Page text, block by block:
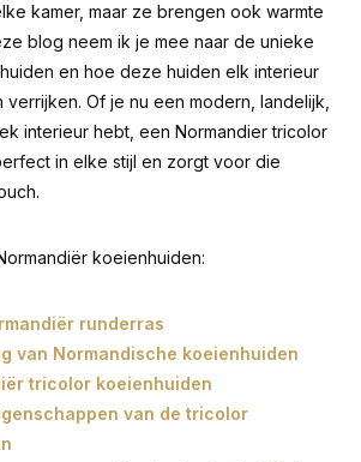
kamer, maar ze brengen ook warmte
blog neem ik je mee naar de unieke
en hoe deze huiden elk interieur
verrijken. Of je nu een modern, landelijk,
interieur hebt, een Normandier tricolor
in elke stijl en zorgt voor die
koeienhuiden:
runderras
van Normandische koeienhuiden
tricolor koeienhuiden
van de tricolor